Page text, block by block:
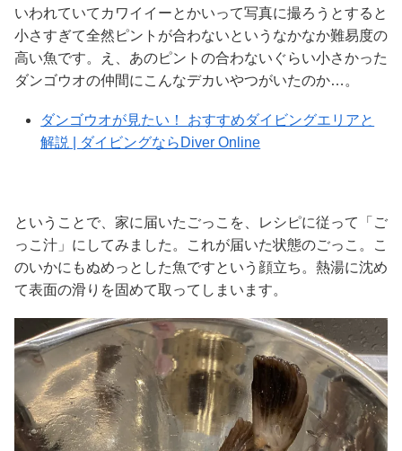
いわれていてカワイイーとかいって写真に撮ろうとすると
小さすぎて全然ピントが合わないというなかなか難易度の
高い魚です。え、あのピントの合わないぐらい小さかった
ダンゴウオの仲間にこんなデカいやつがいたのか…。
ダンゴウオが見たい！ おすすめダイビングエリアと
解説 | ダイビングならDiver Online
ということで、家に届いたごっこを、レシピに従って「ご
っこ汁」にしてみました。これが届いた状態のごっこ。こ
のいかにもぬめっとした魚ですという顔立ち。熱湯に沈め
て表面の滑りを固めて取ってしまいます。